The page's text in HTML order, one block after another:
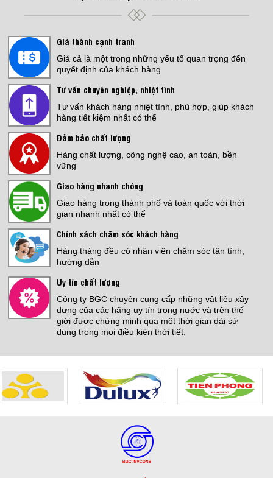
Bếp Điện Fujicook - Công nghệ Nhật
Bản Model: 589
Bếp Điện Fujicook - Công nghệ Nhật
Bản Model: 579
KOVA MATIC KL5 25KG
Jotun Futura Classic
Giá:4,140,000 đ
THI CÔNG SƠN EPOXY NHÀ
XƯỞNG
CHỐNG THẤM SÀN MÁI
Giá:Liên hệ
THI CÔNG ĐỔ SÀN PU CRETE
Giá:Liên hệ
Giá thành cạnh tranh
Giá cả là một trong những yếu tố quan trọng đến
quyết định của khách hàng
Tư vấn chuyên nghiệp, nhiệt tình
Tư vấn khách hàng nhiệt tình, phù hợp, giúp khách
hàng tiết kiệm nhất có thể
Đảm bảo chất lượng
Hàng chất lượng, công nghệ cao, an toàn, bền
vững
Giao hàng nhanh chóng
Giao hàng trong thành phố và toàn quốc với thời
gian nhanh nhất có thể
Chính sách chăm sóc khách hàng
Hàng tháng đều có nhân viên chăm sóc tận tình,
hướng dẫn
Uy tín chất lượng
Công ty BGC chuyên cung cấp những vật liệu xây
dựng của các hãng uy tín trong nước và trên thế
giới được chứng minh qua một thời gian dài sử
dụng trong mọi điều kiện thời tiết.